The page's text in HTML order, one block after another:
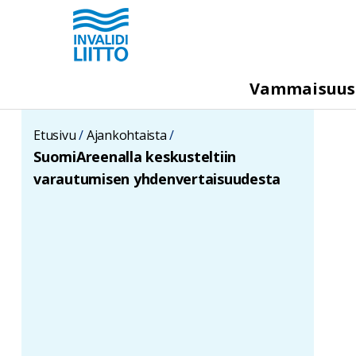
pääsisältöön
e
g
a
m
Vammaisuus
Etusivu Ajankohtaista
SuomiAreenalla keskusteltiin
varautumisen yhdenvertaisuudesta